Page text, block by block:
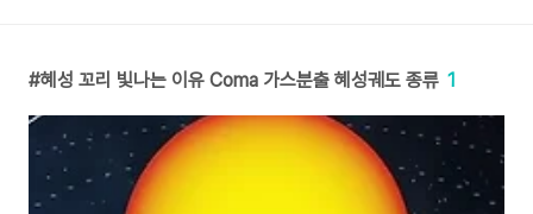
혜성 꼬리 빛나는 이유 Coma 가스분출 혜성궤도 종류 1